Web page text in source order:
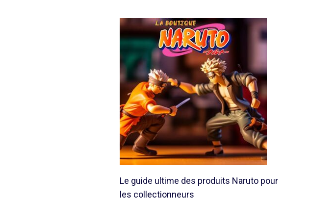
Le guide ultime des produits Naruto pour
les collectionneurs